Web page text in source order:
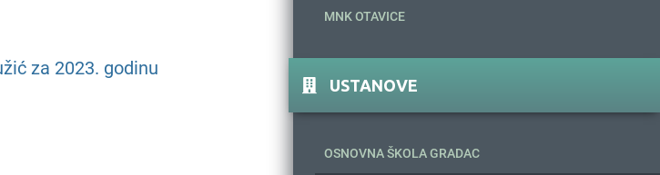
za 2023. godinu
MNK OTAVICE
USTANOVE
OSNOVNA ŠKOLA GRADAC